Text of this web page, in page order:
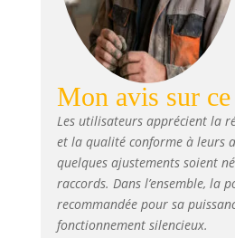
universels de 50/38
compatibles avec les
de piscine courants.
protection
moteur durable
thermique intégrée
surchauffe, tandis
d'alimentation de 2
permet une
[Compacte et
Avec des
seulement 51,8 × 22
Mon avis sur
Les utilisateurs apprécient la
et la qualité conforme à leurs
quelques ajustements soient
raccords. Dans l’ensemble, la
recommandée pour sa
fonctionnement silencieux.